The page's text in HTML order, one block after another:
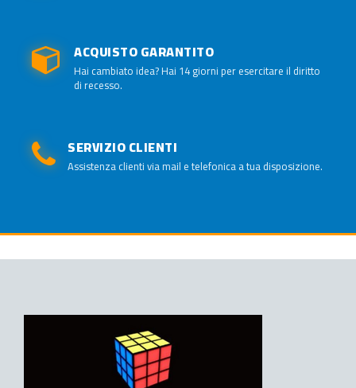
ACQUISTO GARANTITO
Hai cambiato idea? Hai 14 giorni per esercitare il diritto
di recesso.
SERVIZIO CLIENTI
Assistenza clienti via mail e telefonica a tua disposizione.